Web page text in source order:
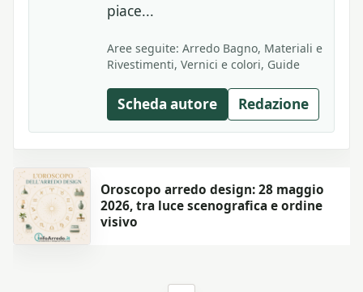
piace...
Aree seguite: Arredo Bagno, Materiali e
Rivestimenti, Vernici e colori, Guide
Scheda autore Redazione
Oroscopo arredo design: 28 maggio
2026, tra luce scenografica e ordine
visivo